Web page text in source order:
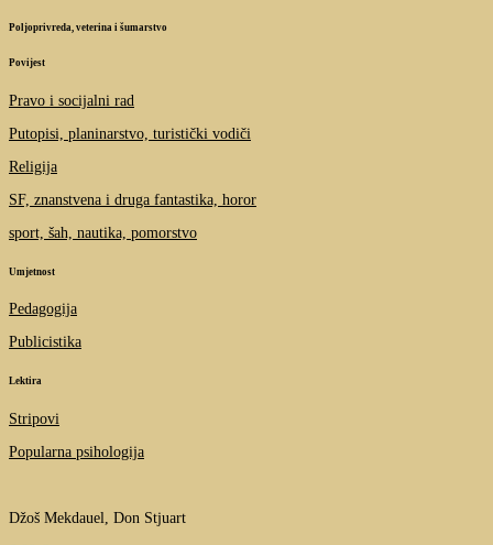
Poljoprivreda, veterina i šumarstvo
Povijest
Pravo i socijalni rad
Putopisi, planinarstvo, turistički vodiči
Religija
SF, znanstvena i druga fantastika, horor
sport, šah, nautika, pomorstvo
Umjetnost
Pedagogija
Publicistika
Lektira
Stripovi
Popularna psihologija
Džoš Mekdauel, Don Stjuart